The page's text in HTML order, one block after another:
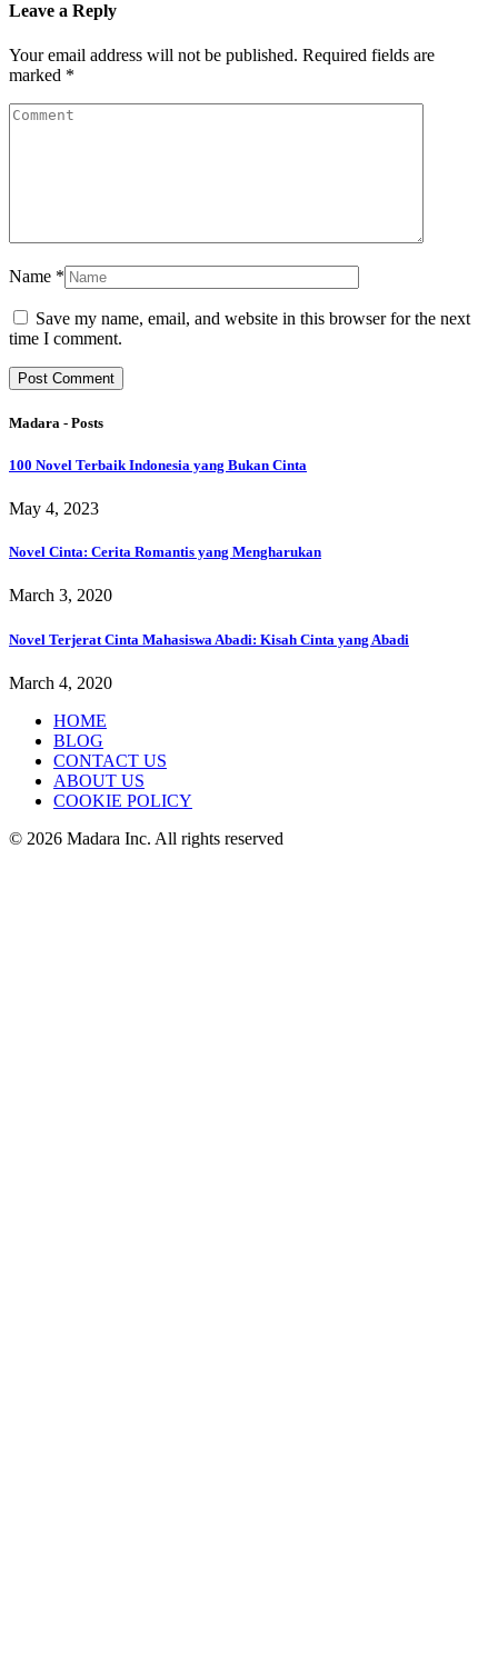
Leave a Reply
Your email address will not be published. Required fields are
marked *
Name *
Save my name, email, and website in this browser for the next
time I comment.
Madara - Posts
100 Novel Terbaik Indonesia yang Bukan Cinta
May 4, 2023
Novel Cinta: Cerita Romantis yang Mengharukan
March 3, 2020
Novel Terjerat Cinta Mahasiswa Abadi: Kisah Cinta yang Abadi
March 4, 2020
HOME
BLOG
CONTACT US
ABOUT US
COOKIE POLICY
© 2026 Madara Inc. All rights reserved